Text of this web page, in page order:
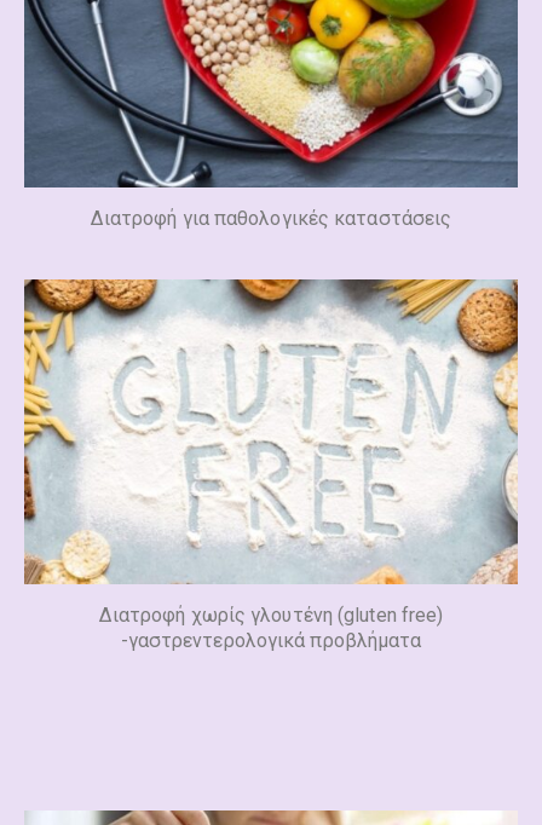
Διατροφή για παθολογικές καταστάσεις
Διατροφή χωρίς γλουτένη (gluten free)
-γαστρεντερολογικά προβλήματα